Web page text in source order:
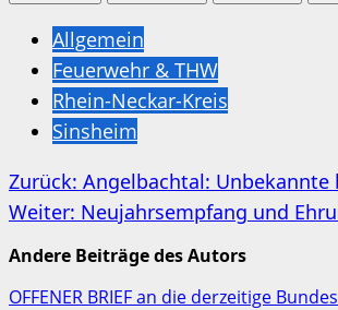
Allgemein
Feuerwehr & THW
Rhein-Neckar-Kreis
Sinsheim
Beitragsnavigation
Zurück: Angelbachtal:
Weiter: Neujahrsempfang und
Andere Beiträge des Autors
OFFENER BRIEF an die derzeitige